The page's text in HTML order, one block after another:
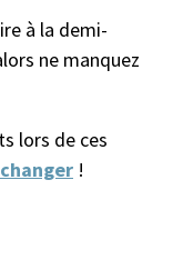
à la demi-
ne manquez
lors de ces
!